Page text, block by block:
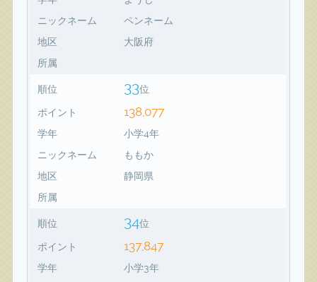
ニックネーム
ペンネーム
地区
大阪府
所属
順位 33位
ポイント 138,077
学年
小学4年
ニックネーム
ももか
地区
静岡県
所属
順位 34位
ポイント 137,847
学年
小学3年